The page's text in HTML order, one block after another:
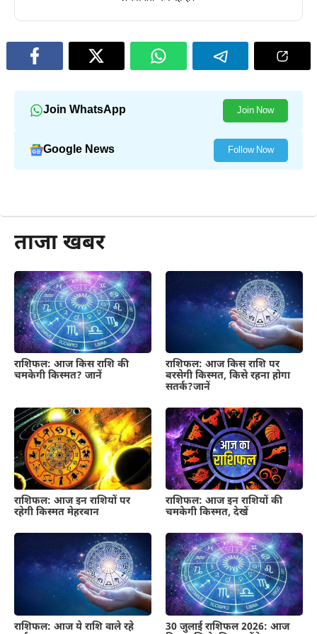
Join WhatsApp Join Now
Google News Follow Now
ताजा खबर
राशिफल: आज किस राशि की
चमकेगी किस्मत? जानें
राशिफल: आज किस राशि पर
बरसेगी किस्मत, किसे रहना होगा
सतर्क?जानें
राशिफल: आज इन राशियों पर
रहेगी किस्मत मेहरबान
राशिफल: आज इन राशियों की
चमकेगी किस्मत, देखें
राशिफल: आज ये राशि वाले रहे
30 जुलाई राशिफल 2026: आज